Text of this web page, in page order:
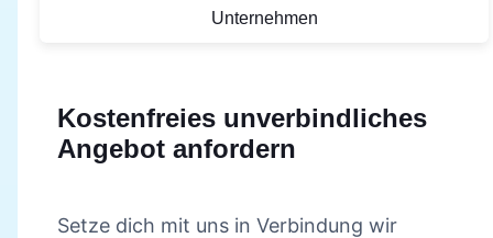
Unternehmen
Kostenfreies unverbindliches
Angebot anfordern
Setze dich mit uns in Verbindung wir